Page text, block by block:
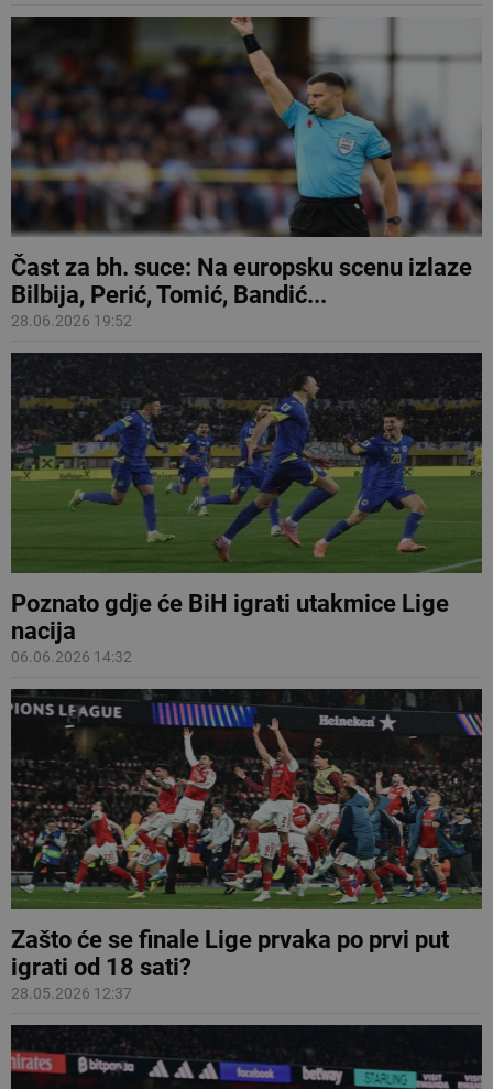
Čast za bh. suce: Na europsku scenu izlaze
Bilbija, Perić, Tomić, Bandić...
28.06.2026 19:52
Poznato gdje će BiH igrati utakmice Lige
nacija
06.06.2026 14:32
Zašto će se finale Lige prvaka po prvi put
igrati od 18 sati?
28.05.2026 12:37